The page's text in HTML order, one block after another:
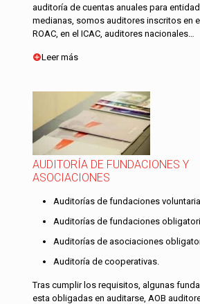
auditoría de cuentas anuales para
medianas, somos auditores inscritos en el
ROAC, en el ICAC, auditores nacionales…
Leer más
AUDITORÍA DE FUNDACIONES Y
ASOCIACIONES
Auditorías de fundaciones voluntaria.
Auditorías de fundaciones
Auditorías de asociaciones
Auditoría de cooperativas.
Tras cumplir los requisitos, algunas
esta obligadas en auditarse, AOB